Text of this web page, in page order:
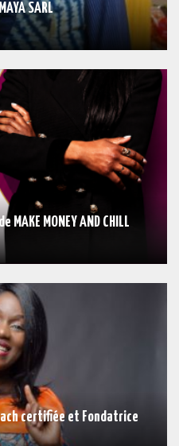
SARL
MONEY AND CHILL
certifiée et Fondatrice